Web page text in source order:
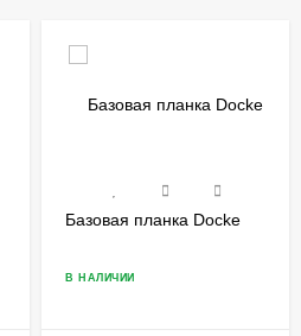
Базовая планка Docke
В НАЛИЧИИ